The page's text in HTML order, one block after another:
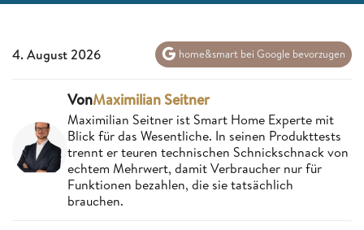
4. August 2026 home&smart bei Google bevorzugen
VonMaximilian Seitner
Maximilian Seitner ist Smart Home Experte mit
Blick für das Wesentliche. In seinen Produkttests
trennt er teuren technischen Schnickschnack von
echtem Mehrwert, damit Verbraucher nur für
Funktionen bezahlen, die sie tatsächlich
brauchen.